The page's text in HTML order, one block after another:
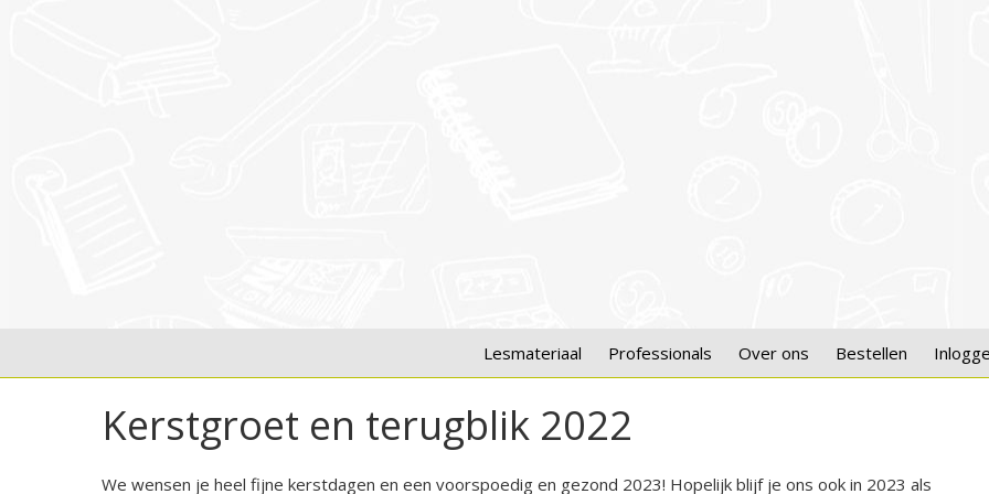
Lesmateriaal Professionals Over ons Bestellen
Kerstgroet en terugblik 2022
We wensen je heel fijne kerstdagen en een voorspoedig en gezond 2023! Hopelijk blijf je ons ook in 2023 als